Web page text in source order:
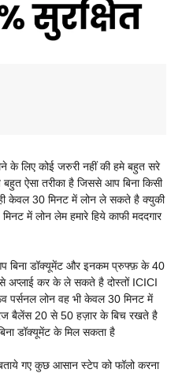
के लिए कोई जरुरी नहीं की हमे बहुत सरे
ऐसा तरीका है जिससे आप बिना किसी
ही केवल 30 मिनट में लोन ले सकते है क्युकी
में लोन लेम हमारे हिये काफी मददगार
बिना डॉक्यूमेंट और इनकम प्रुफ्फ़ के 40
अप्लाई कर के ले सकते है दोस्तों ICICI
पर्सनल लोन वह भी केवल 30 मिनट में
बैलेंस 20 से 50 हज़ार के बिच रखते है
डॉक्यूमेंट के मिल सकता है
गए कुछ आसान स्टेप को फॉलो करना